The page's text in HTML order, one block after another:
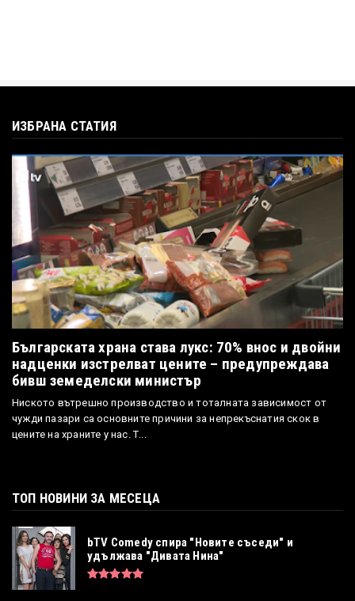
ИЗБРАНА СТАТИЯ
Българската храна става лукс: 70% внос и двойни
надценки изстрелват цените – предупреждава
бивш земеделски министър
Ниското вътрешно производство и тоталната зависимост от
чужди пазари са основните причини за непрекъснатия скок в
цените на храните у нас. Т...
ТОП НОВИНИ ЗА МЕСЕЦА
bTV Comedy спира "Новите съседи" и
удължава "Дивата Нина"